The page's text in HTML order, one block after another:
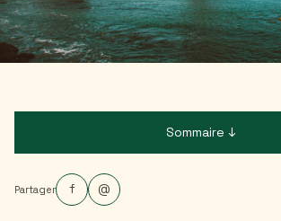
Sommaire ↓
Partager f @